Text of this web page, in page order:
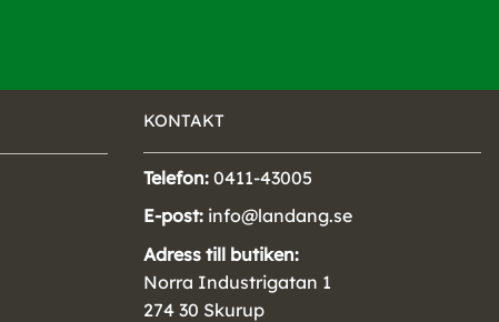
KONTAKT
Telefon: 0411-43005
E-post: info@landang.se
Adress till butiken:
Norra Industrigatan 1
274 30 Skurup